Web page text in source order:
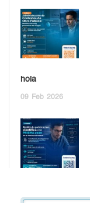
hola
09 Feb 2026